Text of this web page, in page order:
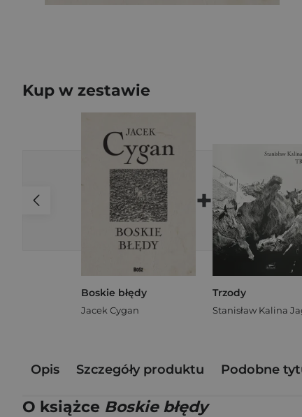
Kup w zestawie
Boskie błędy
Jacek Cygan
+
Trzody
Opis Szczegóły produktu Podobne
O książce Boskie błędy